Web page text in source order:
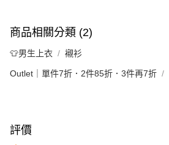
商品相關分類 (2)
👕男生上衣 襯衫
Outlet｜單件7折．2件85折．3件再7折
評價